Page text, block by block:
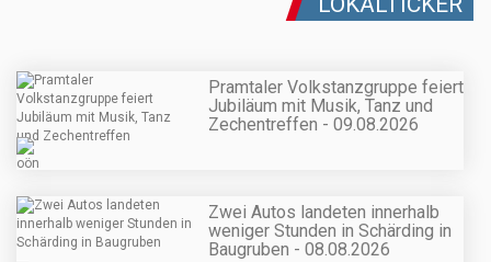
Pramtaler Volkstanzgruppe feiert
Jubiläum mit Musik, Tanz und
Zechentreffen - 09.08.2026
Zwei Autos landeten innerhalb
weniger Stunden in Schärding in
Baugruben - 08.08.2026